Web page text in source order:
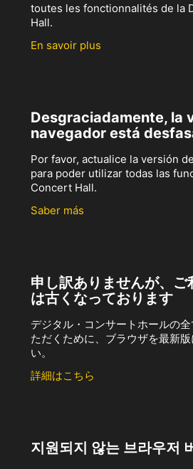
toutes les fonctionnalités de la
Hall.
En savoir plus
Desgraciadamente, la
navegador está
Por favor, actualice la versión
para poder utilizar todas las
Concert Hall.
Saber más
申し訳ありませんが、ご
は古くなっております
デジタル・コンサートホールの
ただくために、ブラウザを最新
い。
詳細はこちら
지원되지 않는 브라우저